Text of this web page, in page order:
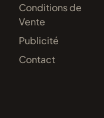
Conditions de
Vente
Publicité
Contact